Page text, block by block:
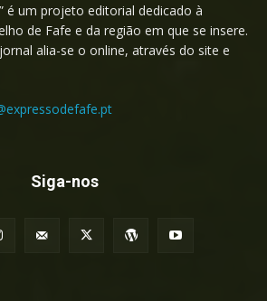
é um projeto editorial dedicado à
de Fafe e da região em que se insere.
alia-se o online, através do site e
Siga-nos